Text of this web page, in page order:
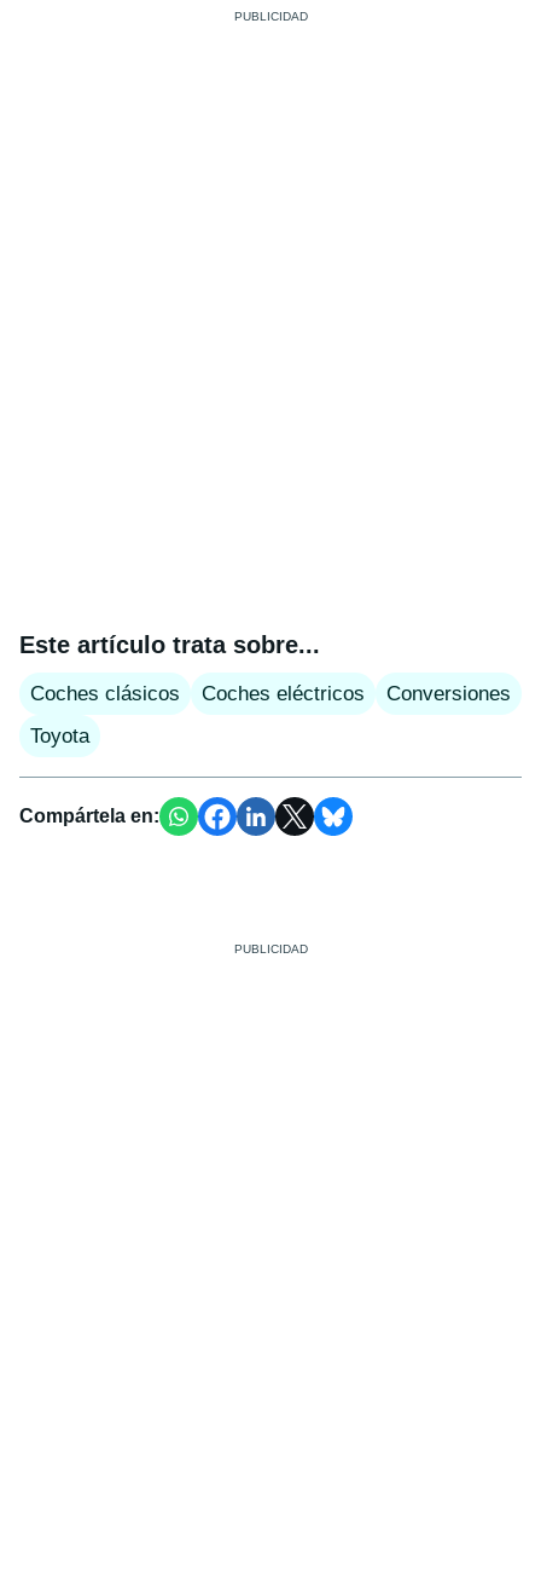
Este artículo trata sobre...
Coches clásicos Coches eléctricos
Conversiones
Toyota
Compártela en: